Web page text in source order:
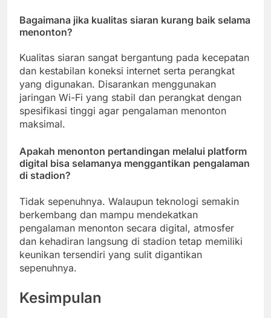
Bagaimana jika kualitas siaran kurang baik selama
menonton?
Kualitas siaran sangat bergantung pada kecepatan
dan kestabilan koneksi internet serta perangkat
yang digunakan. Disarankan menggunakan
jaringan Wi-Fi yang stabil dan perangkat dengan
spesifikasi tinggi agar pengalaman menonton
maksimal.
Apakah menonton pertandingan melalui platform
digital bisa selamanya menggantikan pengalaman
di stadion?
Tidak sepenuhnya. Walaupun teknologi semakin
berkembang dan mampu mendekatkan
pengalaman menonton secara digital, atmosfer
dan kehadiran langsung di stadion tetap memiliki
keunikan tersendiri yang sulit digantikan
sepenuhnya.
Kesimpulan